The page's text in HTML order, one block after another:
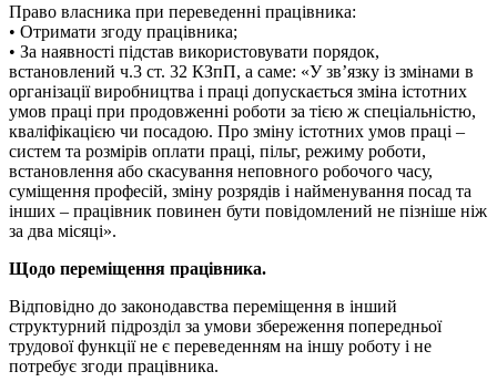
Право власника при переведенні працівника:
• Отримати згоду працівника;
• За наявності підстав використовувати порядок,
встановлений ч.3 ст. 32 КЗпП, а саме: «У зв’язку із змінами в
організації виробництва і праці допускається зміна істотних
умов праці при продовженні роботи за тією ж спеціальністю,
кваліфікацією чи посадою. Про зміну істотних умов праці –
систем та розмірів оплати праці, пільг, режиму роботи,
встановлення або скасування неповного робочого часу,
суміщення професій, зміну розрядів і найменування посад та
інших – працівник повинен бути повідомлений не пізніше ніж
за два місяці».
Щодо переміщення працівника.
Відповідно до законодавства переміщення в інший
структурний підрозділ за умови збереження попередньої
трудової функції не є переведенням на іншу роботу і не
потребує згоди працівника.